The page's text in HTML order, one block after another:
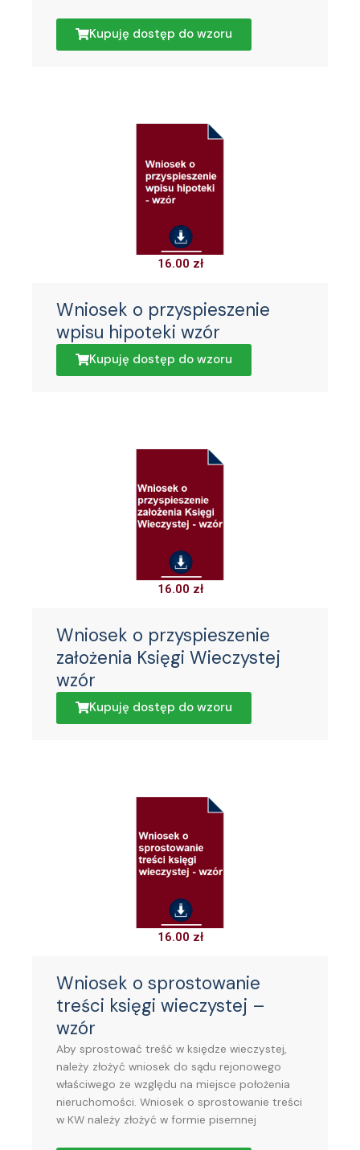
Kupuję dostęp do wzoru
16.00 zł
Wniosek o przyspieszenie
wpisu hipoteki wzór
Kupuję dostęp do wzoru
16.00 zł
Wniosek o przyspieszenie
założenia Księgi Wieczystej
wzór
Kupuję dostęp do wzoru
16.00 zł
Wniosek o sprostowanie
treści księgi wieczystej –
wzór
Aby sprostować treść w księdze wieczystej,
należy złożyć wniosek do sądu rejonowego
właściwego ze względu na miejsce położenia
nieruchomości. Wniosek o sprostowanie treści
w KW należy złożyć w formie pisemnej